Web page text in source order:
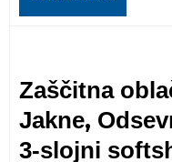
Zaščitna
Jakne,
3-slojni